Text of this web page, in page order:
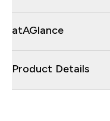
atAGlance
Product Details